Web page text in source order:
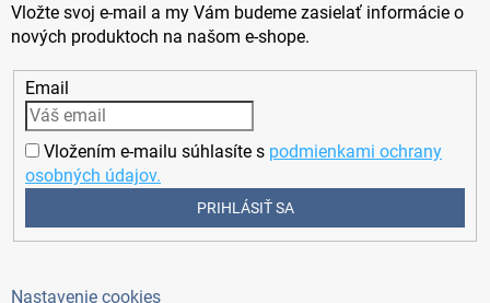
Vložte svoj e-mail a my Vám budeme zasielať informácie o
nových produktoch na našom e-shope.
Email
Vložením e-mailu súhlasíte s podmienkami ochrany
osobných údajov.
PRIHLÁSIŤ SA
Nastavenie cookies